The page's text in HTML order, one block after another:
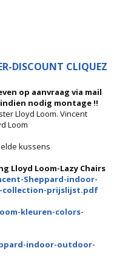
DISCOUNT CLIQUEZ
op aanvraag via mail
nodig montage !!
Lloyd Loom. Vincent
Loom
kussens
Lloyd Loom-Lazy Chairs
Sheppard-indoor-
collection-prijslijst.pdf
kleuren-colors-
indoor-outdoor-